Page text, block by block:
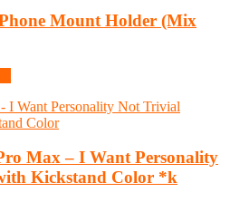
Mount Holder (Mix
Max – I Want Personality
Kickstand Color *k